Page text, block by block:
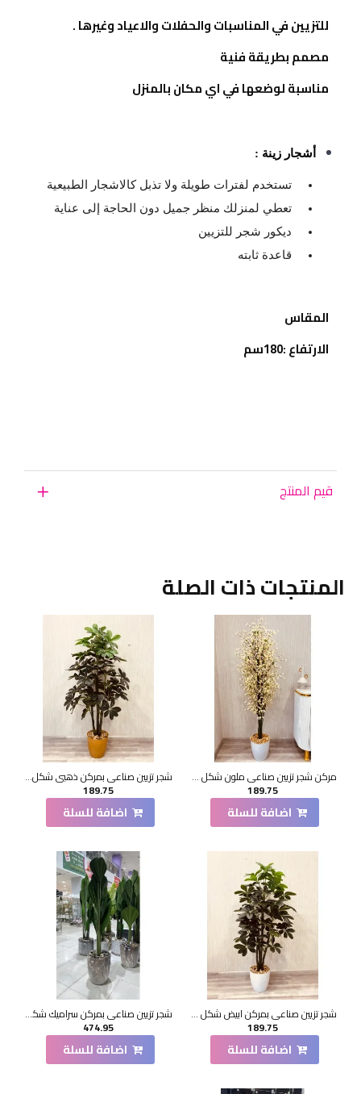
للتزيين في المناسبات والحفلات والاعياد وغيرها .
مصمم بطريقة فنية
مناسبة لوضعها في اي مكان بالمنزل
أشجار زينة :
تستخدم لفترات طويلة ولا تذبل كالاشجار الطبيعية
تعطي لمنزلك منظر جميل دون الحاجة إلى عناية
ديكور شجر للتزيين
قاعدة ثابته
المقاس
الارتفاع :180سم
قيم المنتج
المنتجات ذات الصلة
مركن شجر تزيين صناعي ملون شكل حديث 175سم
189.75
اضافة للسلة
شجر تزيين صناعي بمركن ذهبي شكل حديث 150سم
189.75
اضافة للسلة
شجر تزيين صناعي بمركن ابيض شكل حديث 150سم
189.75
اضافة للسلة
شجر تزيين صناعي بمركن سراميك شكل حديث 200سم
474.95
اضافة للسلة